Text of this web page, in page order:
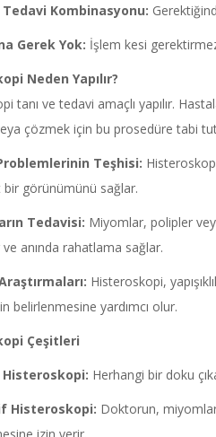
Tedavi Kombinasyonu:
Gerek Yok: İşlem kesi
Neden Yapılır?
tanı ve tedavi amaçlı yapılır.
çözmek için bu prosedüre tabi
Teşhisi:
bir görünümünü sağlar.
Tedavisi: Miyomlar, polipler
ve anında rahatlama sağlar.
Araştırmaları: Histeroskopi,
belirlenmesine yardımcı olur.
Çeşitleri
Histeroskopi: Herhangi bir doku
Histeroskopi: Doktorun,